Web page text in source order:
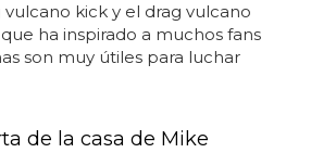
kick y el drag vulcano
ha inspirado a muchos fans
son muy útiles para luchar
de la casa de Mike